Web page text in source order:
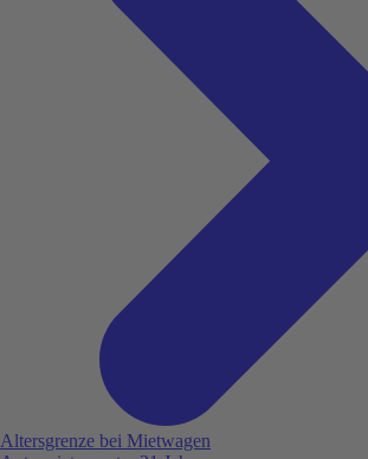
Altersgrenze bei Mietwagen